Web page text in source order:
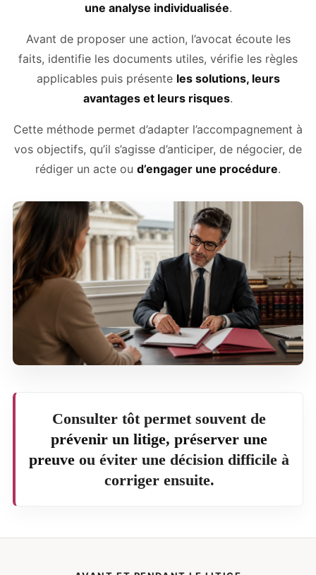
une analyse individualisée.
Avant de proposer une action, l’avocat écoute les
faits, identifie les documents utiles, vérifie les règles
applicables puis présente les solutions, leurs
avantages et leurs risques.
Cette méthode permet d’adapter l’accompagnement à
vos objectifs, qu’il s’agisse d’anticiper, de négocier, de
rédiger un acte ou d’engager une procédure.
Consulter tôt permet souvent de
prévenir un litige, préserver une
preuve ou éviter une décision difficile à
corriger ensuite.